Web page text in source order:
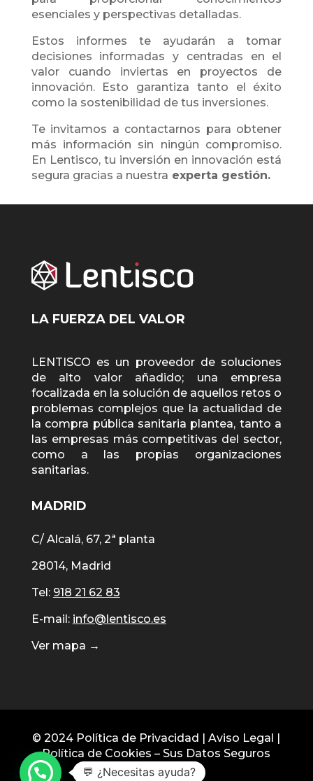
esenciales y perspectivas detalladas.
Estos informes te ayudarán a tomar
decisiones informadas y centradas en el
valor cuando inviertas en proyectos de
innovación. Esto garantiza tanto el éxito
como la sostenibilidad de tus inversiones.
Te invitamos a contactarnos para obtener
más información sin ningún compromiso.
En Lentisco, tu inversión en innovación está
segura gracias a nuestra experta gestión.
LA FUERZA DEL VALOR
LENTISCO es un proveedor de soluciones
de alto valor añadido; una empresa
focalizada en la solución de aquellos retos o
problemas complejos que la actualidad de
la compra pública sanitaria plantea, tanto a
las empresas más competitivas del sector,
como a las propias organizaciones
sanitarias.
MADRID
C/ Alcalá, 67, 2ª planta
28014, Madrid
Tel: 918 21 62 83
E-mail: info@lentisco.es
Ver mapa →
© 2024 Política de Privacidad |Aviso Legal |
Política de Cookies –Sus Datos Seguros
💬 ¿Necesitas ayuda?